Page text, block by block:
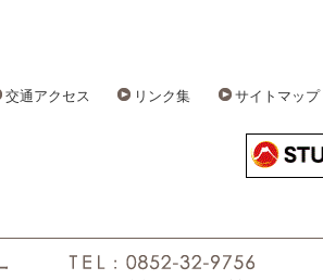
交通アクセス リンク集 サイトマップ